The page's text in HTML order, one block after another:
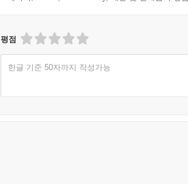
평점
한글 기준 50자까지 작성가능